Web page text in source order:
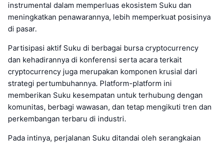
instrumental dalam memperluas ekosistem Suku dan
meningkatkan penawarannya, lebih memperkuat posisinya
di pasar.
Partisipasi aktif Suku di berbagai bursa cryptocurrency
dan kehadirannya di konferensi serta acara terkait
cryptocurrency juga merupakan komponen krusial dari
strategi pertumbuhannya. Platform-platform ini
memberikan Suku kesempatan untuk terhubung dengan
komunitas, berbagi wawasan, dan tetap mengikuti tren dan
perkembangan terbaru di industri.
Pada intinya, perjalanan Suku ditandai oleh serangkaian